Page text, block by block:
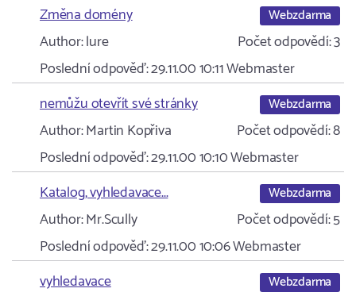
Změna domény
Webzdarma
Author:lure Počet odpovědí:3
Poslední odpověď:29.11.00 10:11Webmaster
nemůžu otevřít své stránky
Webzdarma
Author:Martin Kopřiva Počet odpovědí:8
Poslední odpověď:29.11.00 10:10Webmaster
Katalog, vyhledavace...
Webzdarma
Author:Mr.Scully Počet odpovědí:5
Poslední odpověď:29.11.00 10:06Webmaster
vyhledavace
Webzdarma